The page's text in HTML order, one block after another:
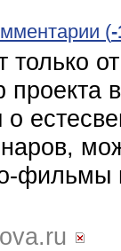
(
только
фильмы